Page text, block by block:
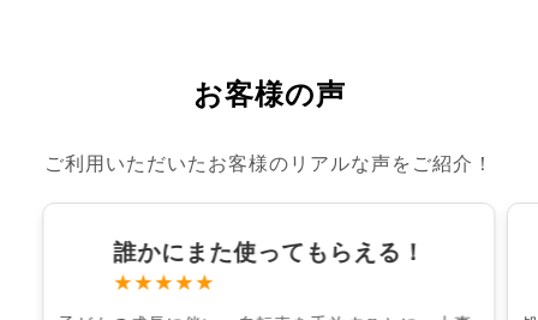
お客様の声
ご利用いただいたお客様のリアルな声をご紹介！
誰かにまた使ってもらえる！
★★★★★